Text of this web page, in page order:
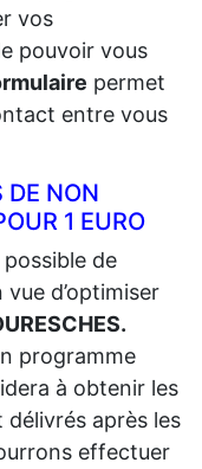
vos
pouvoir vous
permet
entre vous
DE NON
1 EURO
possible de
d’optimiser
programme
à obtenir les
après les
effectuer